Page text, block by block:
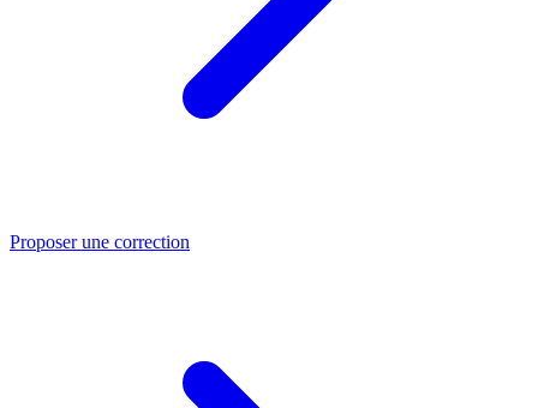
Proposer une correction